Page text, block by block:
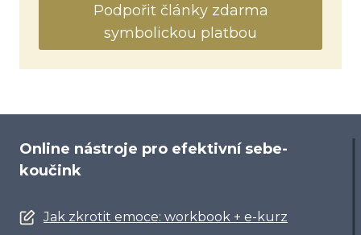
Podpořit články zdarma
symbolickou platbou
Online nástroje pro efektivní sebe-
koučink
Jak zkrotit emoce: workbook + e-kurz